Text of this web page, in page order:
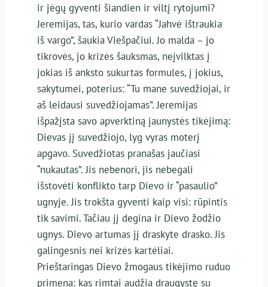
ir jėgų gyventi šiandien ir viltį rytojumi?
Jeremijas, tas, kurio vardas “Jahvė ištraukia
iš vargo”, šaukia Viešpačiui. Jo malda – jo
tikrovės, jo krizės šauksmas, neįvilktas į
jokias iš anksto sukurtas formules, į jokius,
sakytumei, poterius: “Tu mane suvedžiojai, ir
aš leidausi suvedžiojamas”. Jeremijas
išpažįsta savo apverktiną jaunystės tikėjimą:
Dievas jį suvedžiojo, lyg vyras moterį
apgavo. Suvedžiotas pranašas jaučiasi
“nukautas”. Jis nebenori, jis nebegali
išstovėti konflikto tarp Dievo ir “pasaulio”
ugnyje. Jis trokšta gyventi kaip visi: rūpintis
tik savimi. Tačiau jį degina ir Dievo žodžio
ugnys. Dievo artumas jį draskyte drasko. Jis
galingesnis nei krizės kartėliai.
Prieštaringas Dievo žmogaus tikėjimo ruduo
primena: kas rimtai audžia draugystę su